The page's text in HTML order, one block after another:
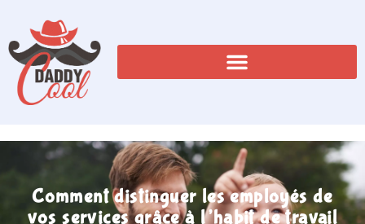
Comment distinguer les employés de
vos services grâce à l’habit de travail